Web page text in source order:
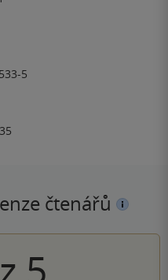
5
čtenářů